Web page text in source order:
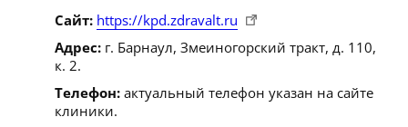
Сайт: https://kpd.zdravalt.ru
Адрес: г. Барнаул, Змеиногорский тракт, д. 110,
к. 2.
Телефон: актуальный телефон указан на сайте
клиники.